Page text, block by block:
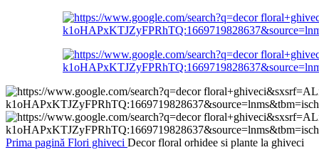
Prima pagină Flori ghiveci Decor floral orhidee si plante la ghiveci